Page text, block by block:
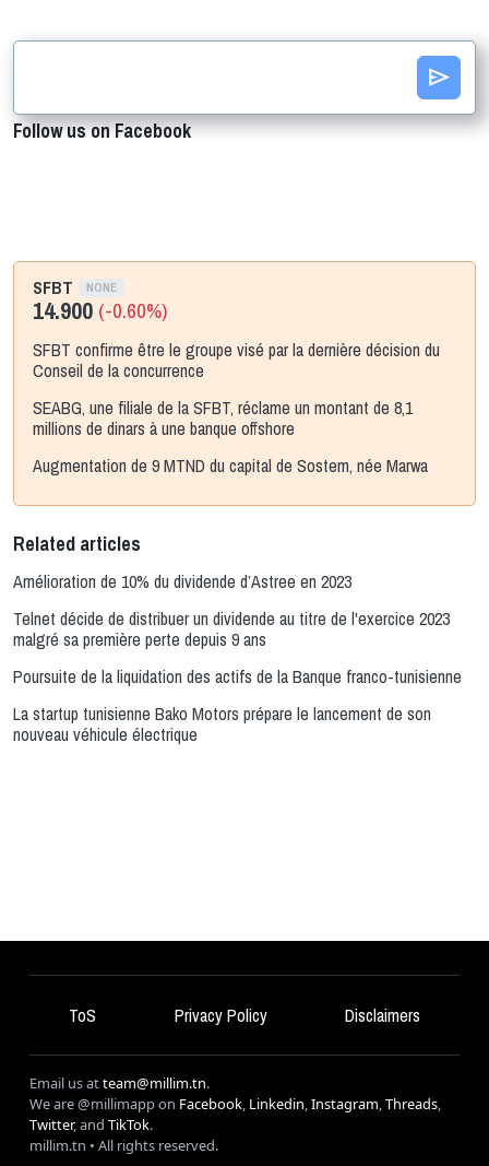
send
Follow us on Facebook
SFBT NONE
14.900 (-0.60%)
SFBT confirme être le groupe visé par la dernière décision du
Conseil de la concurrence
SEABG, une filiale de la SFBT, réclame un montant de 8,1
millions de dinars à une banque offshore
Augmentation de 9 MTND du capital de Sostem, née Marwa
Related articles
Amélioration de 10% du dividende d’Astree en 2023
Telnet décide de distribuer un dividende au titre de l'exercice 2023
malgré sa première perte depuis 9 ans
Poursuite de la liquidation des actifs de la Banque franco-tunisienne
La startup tunisienne Bako Motors prépare le lancement de son
nouveau véhicule électrique
ToS Privacy Policy Disclaimers
Email us atteam@millim.tn.
We are @millimapp on Facebook, Linkedin,Instagram,Threads,
Twitter, and TikTok.
millim.tn • All rights reserved.